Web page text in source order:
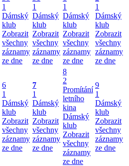
1
Dámský
klub
Zobrazit
všechny
záznamy
ze dne
1
Dámský
klub
Zobrazit
všechny
záznamy
ze dne
1
Dámský
klub
Zobrazit
všechny
záznamy
ze dne
1
Dámský
klub
Zobrazit
všechny
záznamy
ze dne
6
1
Dámský
klub
Zobrazit
všechny
záznamy
ze dne
7
1
Dámský
klub
Zobrazit
všechny
záznamy
ze dne
8
2
Promítání
letního
kina
Dámský
klub
Zobrazit
všechny
záznamy
ze dne
9
1
Dámský
klub
Zobrazit
všechny
záznamy
ze dne